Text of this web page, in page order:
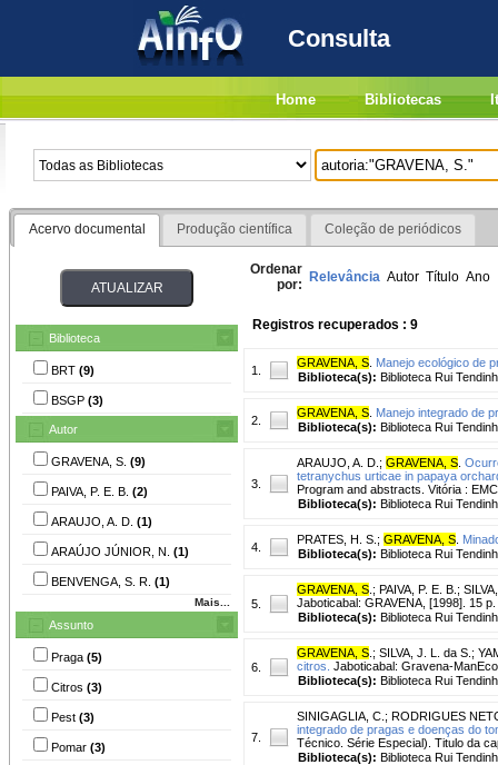
Consulta
Home Bibliotecas
Acervo documental Produção científica Coleção de periódicos
Biblioteca
BRT (9)
BSGP (3)
Autor
GRAVENA, S. (9)
PAIVA, P. E. B. (2)
ARAUJO, A. D. (1)
ARAÚJO JÚNIOR, N. (1)
BENVENGA, S. R. (1)
Mais...
Assunto
Praga (5)
Citros (3)
Pest (3)
Pomar (3)
Ordenar
por: Relevância Autor Título Ano
Registros recuperados : 9
1.
GRAVENA, S Manejo ecológico de
Biblioteca(s): Biblioteca Rui
2.
GRAVENA, S Manejo integrado de
Biblioteca(s): Biblioteca Rui
3.
ARAUJO, A. D. ; GRAVENA, S
tetranychus urticae in papaya
Program and abstracts. Vitória :
Biblioteca(s): Biblioteca Rui
4.
PRATES, H. S. ; GRAVENA, S
Biblioteca(s): Biblioteca Rui
5.
GRAVENA, S ; PAIVA, P. E. B. ;
Jaboticabal: GRAVENA, [1998]. 15 p.
Biblioteca(s): Biblioteca Rui
6.
GRAVENA, S ; SILVA, J. L. da S. ;
citros. Jaboticabal: Gravena-
Biblioteca(s): Biblioteca Rui
7.
SINIGAGLIA, C. ; RODRIGUES
integrado de pragas e doenças do
Técnico. Série Especial). Titulo da
Biblioteca(s): Biblioteca Rui